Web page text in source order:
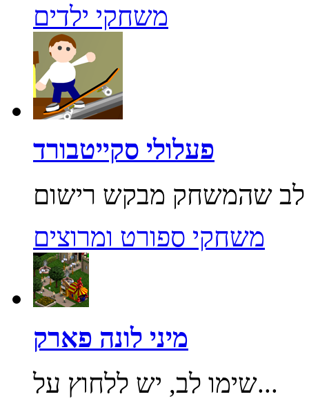
משחקי ילדים
פעלולי סקייטבורד
משחקי ספורט ומרוצים
מיני לונה פארק
שימו לב, יש ללחוץ על...